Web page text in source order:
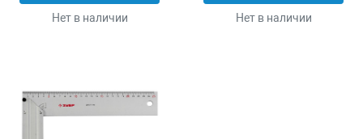
Нет в наличии Нет в наличии